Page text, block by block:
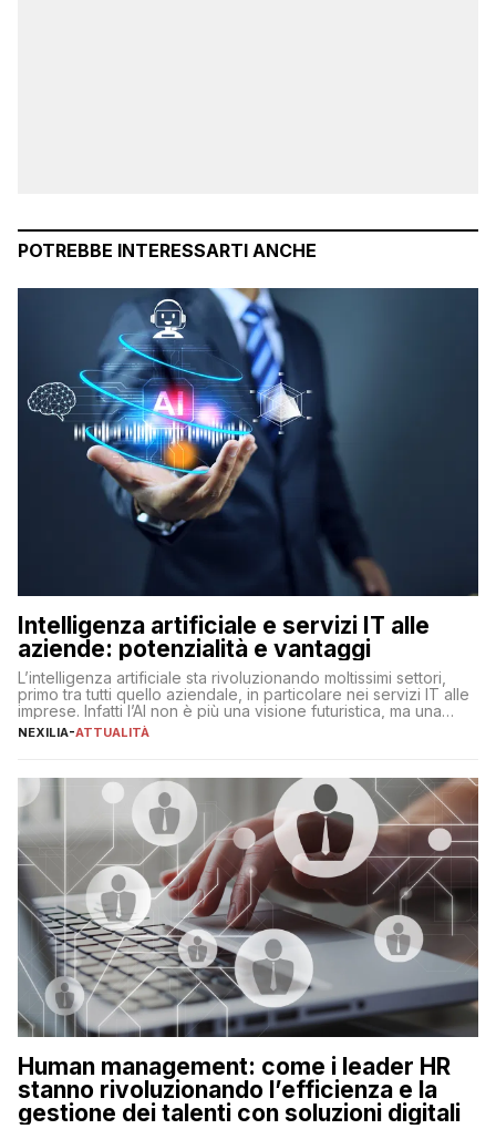
POTREBBE INTERESSARTI ANCHE
Intelligenza artificiale e servizi IT alle
aziende: potenzialità e vantaggi
L’intelligenza artificiale sta rivoluzionando moltissimi settori,
primo tra tutti quello aziendale, in particolare nei servizi IT alle
imprese. Infatti l’AI non è più una visione futuristica, ma una
realtà operativa che sta portando a un cambio significativo in
operazioni, bensì comporta […]
NEXILIA-ATTUALITÀ
Human management: come i leader HR
stanno rivoluzionando l’efficienza e la
gestione dei talenti con soluzioni digitali